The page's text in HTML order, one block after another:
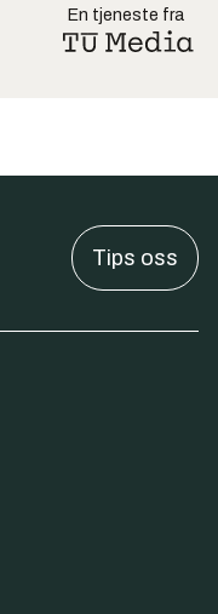
En tjeneste fra
Tips oss